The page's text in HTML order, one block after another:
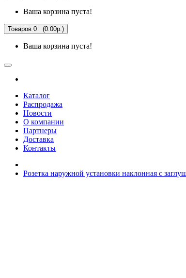
Ваша корзина пуста!
Товаров 0 (0.00р.)
Ваша корзина пуста!
Каталог
Распродажа
Новости
О компании
Партнеры
Доставка
Контакты
Розетка наружной установки наклонная с